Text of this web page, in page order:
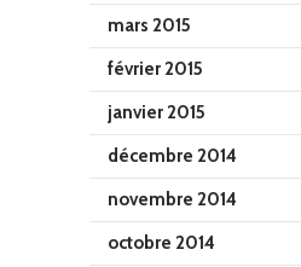
mars 2015
février 2015
janvier 2015
décembre 2014
novembre 2014
octobre 2014